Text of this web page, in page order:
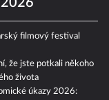
2026
filmový festival
že jste potkali někoho
života
úkazy 2026: